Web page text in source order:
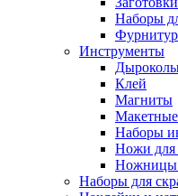
Наборы
Инструменты
Клей
Магниты
Наборы
Ножи для
Ножницы
Наборы для